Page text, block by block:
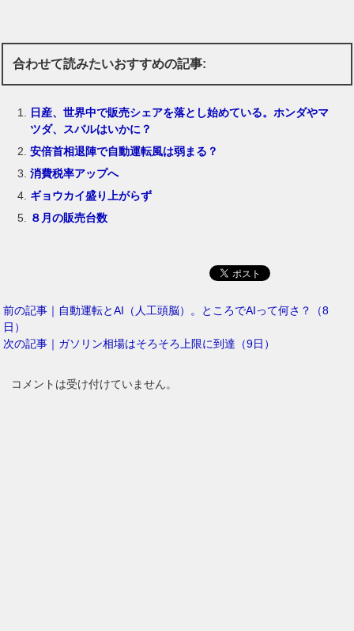
合わせて読みたいおすすめの記事:
日産、世界中で販売シェアを落とし始めている。ホンダやマ
ツダ、スバルはいかに？
安倍首相退陣で自動運転風は弱まる？
消費税率アップへ
ギョウカイ盛り上がらず
８月の販売台数
前の記事｜自動運転とAI（人工頭脳）。ところでAIって何さ？（8
日）
次の記事｜ガソリン相場はそろそろ上限に到達（9日）
コメントは受け付けていません。